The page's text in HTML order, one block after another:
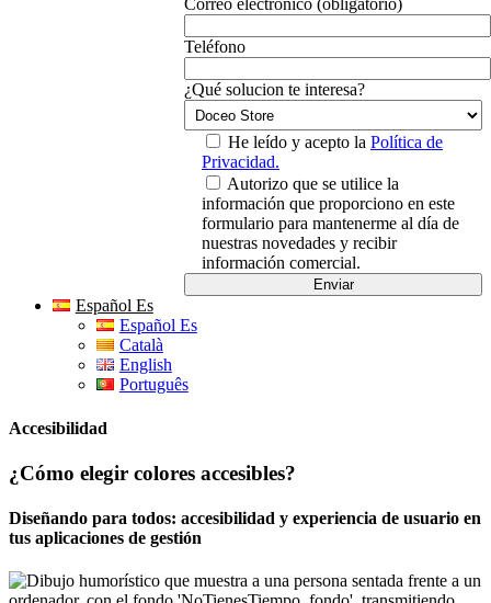
Correo electrónico (obligatorio)
Teléfono
¿Qué solucion te interesa?
He leído y acepto la Política de
Privacidad.
Autorizo que se utilice la
información que proporciono en este
formulario para mantenerme al día de
nuestras novedades y recibir
información comercial.
Español Es
Español Es
Català
English
Português
Accesibilidad
¿Cómo elegir colores accesibles?
Diseñando para todos: accesibilidad y experiencia de usuario en
tus aplicaciones de gestión